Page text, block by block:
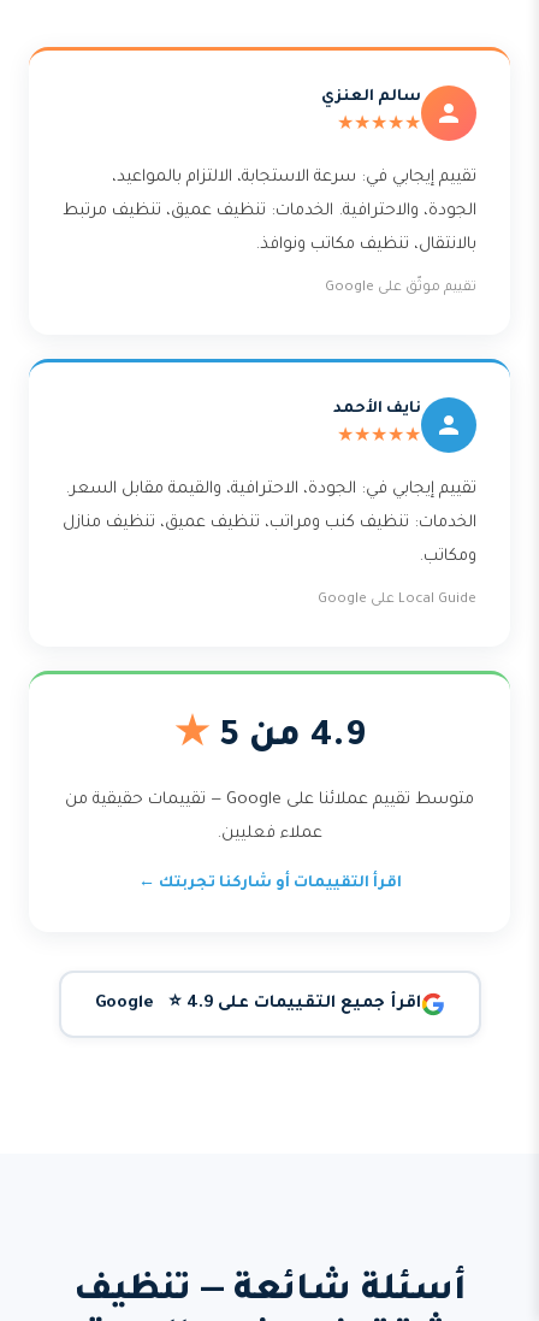
سالم العنزي
★★★★★
تقييم إيجابي في: سرعة الاستجابة، الالتزام بالمواعيد،
الجودة، والاحترافية. الخدمات: تنظيف عميق، تنظيف مرتبط
بالانتقال، تنظيف مكاتب ونوافذ.
تقييم موثّق على Google
نايف الأحمد
★★★★★
تقييم إيجابي في: الجودة، الاحترافية، والقيمة مقابل السعر.
الخدمات: تنظيف كنب ومراتب، تنظيف عميق، تنظيف منازل
ومكاتب.
Local Guide على Google
4.9 من 5 ★
متوسط تقييم عملائنا على Google — تقييمات حقيقية من
عملاء فعليين.
اقرأ التقييمات أو شاركنا تجربتك ←
اقرأ جميع التقييمات على Google ⭐ 4.9
أسئلة شائعة — تنظيف